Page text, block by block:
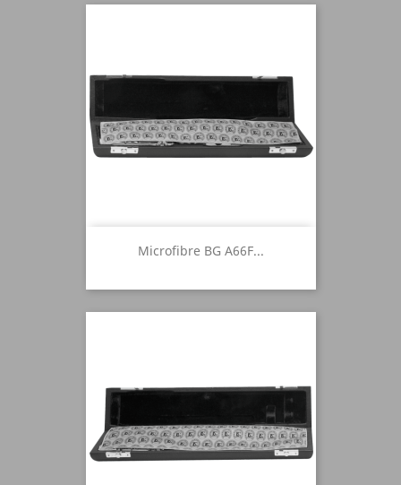
Microfibre BG A66F...